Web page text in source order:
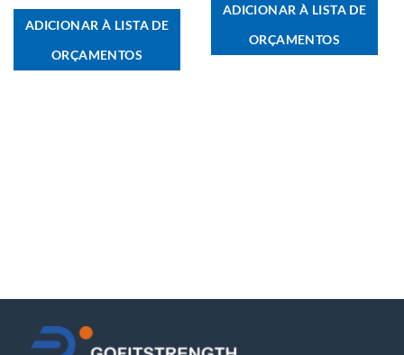
ADICIONAR À LISTA DE
ORÇAMENTOS
ADICIONAR À LISTA DE
ORÇAMENTOS